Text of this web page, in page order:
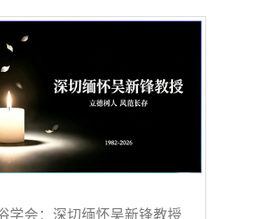
学会：深切缅怀吴新锋教授